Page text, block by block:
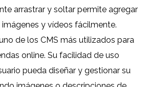
arrastrar y soltar permite agregar
y vídeos fácilmente.
de los CMS más utilizados para
online. Su facilidad de uso
pueda diseñar y gestionar su